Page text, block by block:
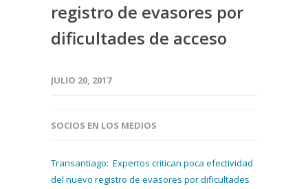
registro de evasores por
dificultades de acceso
JULIO 20, 2017
SOCIOS EN LOS MEDIOS
Transantiago: Expertos critican poca efectividad
del nuevo registro de evasores por dificultades